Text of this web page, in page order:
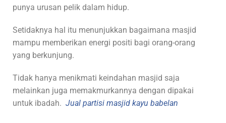
punya urusan pelik dalam hidup.
Setidaknya hal itu menunjukkan bagaimana masjid
mampu memberikan energi positi bagi orang-orang
yang berkunjung.
Tidak hanya menikmati keindahan masjid saja
melainkan juga memakmurkannya dengan dipakai
untuk ibadah. Jual partisi masjid kayu babelan